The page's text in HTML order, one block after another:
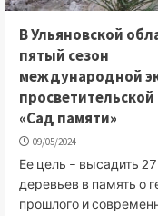
В Ульяновской
пятый сезон
международной
«Сад памяти»
09/05/2024
Ее цель – высадить
деревьев в память о
прошлого и